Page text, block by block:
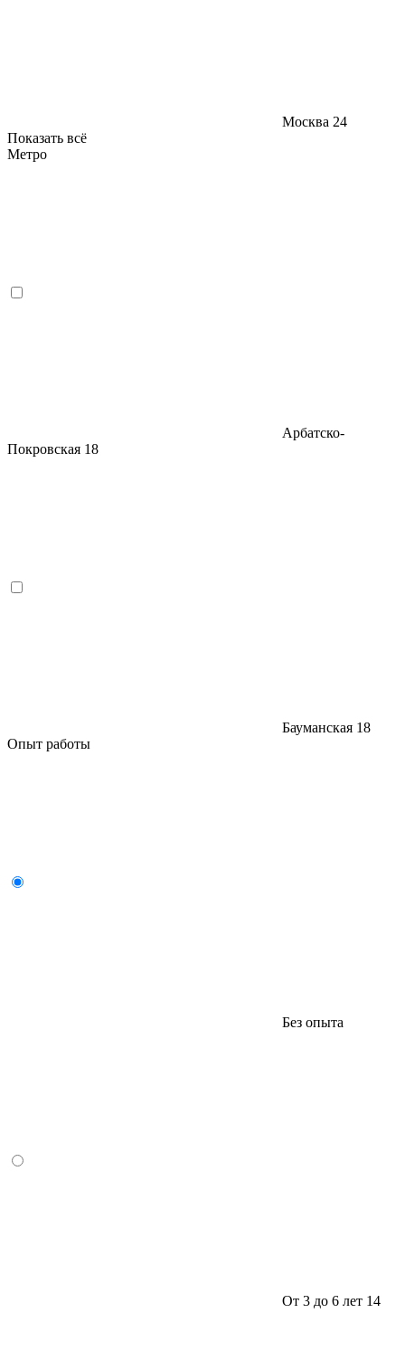
Москва 24
Показать всё
Метро
Арбатско-
Покровская 18
Бауманская 18
Опыт работы
Без опыта
От 3 до 6 лет 14